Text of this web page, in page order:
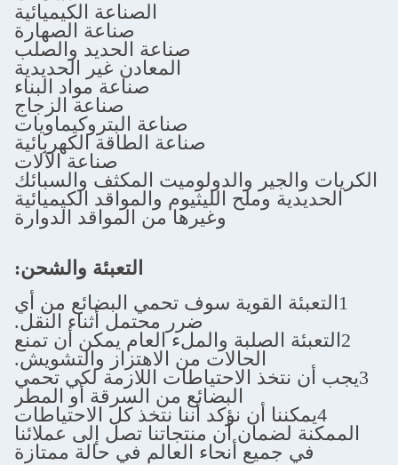
الصناعة الكيميائية
صناعة الصهارة
صناعة الحديد والصلب
المعادن غير الحديدية
صناعة مواد البناء
صناعة الزجاج
صناعة البتروكيماويات
صناعة الطاقة الكهربائية
والدولوميت المكثف والسبائك
وملح الليثيوم والمواقد الكيميائية
وغيرها من المواقد الدوارة
التعبئة والشحن:
القوية سوف تحمي البضائع من أي
ضرر محتمل أثناء النقل.
الصلبة والملء العام يمكن أن تمنع
الحالات من الاهتزاز والتشويش.
الاحتياطات اللازمة لكي تحمي
البضائع من السرقة أو المطر
أن نؤكد أننا نتخذ كل الاحتياطات
أن منتجاتنا تصل إلى عملائنا
أنحاء العالم في حالة ممتازة